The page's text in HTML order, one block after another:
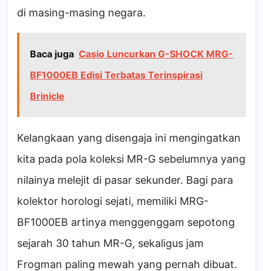
di masing-masing negara.
Baca juga Casio Luncurkan G-SHOCK MRG-
BF1000EB Edisi Terbatas Terinspirasi
Brinicle
Kelangkaan yang disengaja ini mengingatkan
kita pada pola koleksi MR-G sebelumnya yang
nilainya melejit di pasar sekunder. Bagi para
kolektor horologi sejati, memiliki MRG-
BF1000EB artinya menggenggam sepotong
sejarah 30 tahun MR-G, sekaligus jam
Frogman paling mewah yang pernah dibuat.